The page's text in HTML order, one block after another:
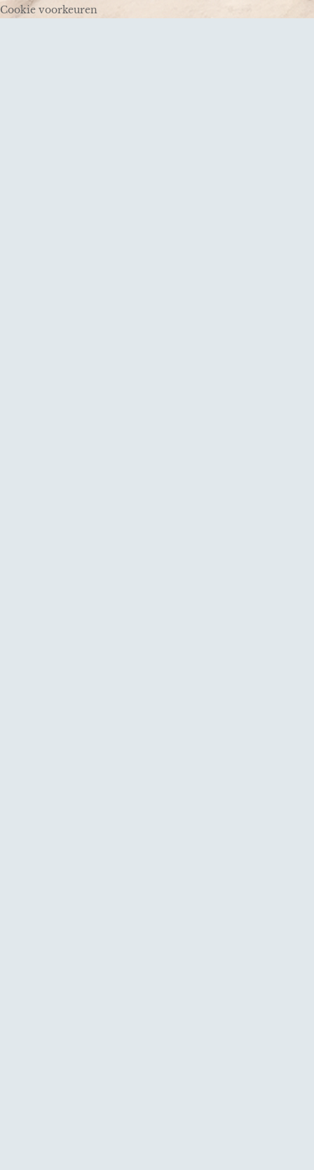
Cookie voorkeuren